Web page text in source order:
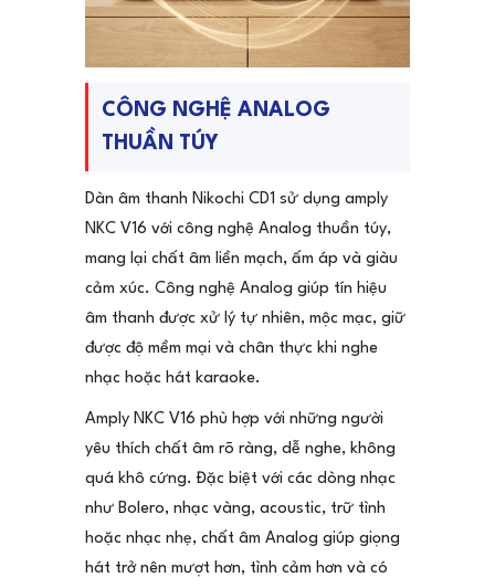
CÔNG NGHỆ ANALOG
THUẦN TÚY
Dàn âm thanh Nikochi CD1 sử dụng amply
NKC V16 với công nghệ Analog thuần túy,
mang lại chất âm liền mạch, ấm áp và giàu
cảm xúc. Công nghệ Analog giúp tín hiệu
âm thanh được xử lý tự nhiên, mộc mạc, giữ
được độ mềm mại và chân thực khi nghe
nhạc hoặc hát karaoke.
Amply NKC V16 phù hợp với những người
yêu thích chất âm rõ ràng, dễ nghe, không
quá khô cứng. Đặc biệt với các dòng nhạc
như Bolero, nhạc vàng, acoustic, trữ tình
hoặc nhạc nhẹ, chất âm Analog giúp giọng
hát trở nên mượt hơn, tình cảm hơn và có